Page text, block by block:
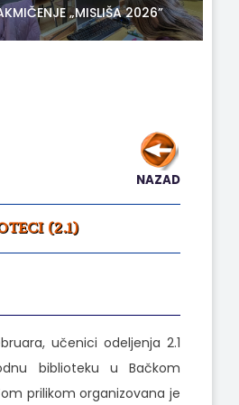
„MISLIŠA 2026”
NAZAD
(2.1)
učenici odeljenja 2.1
biblioteku u Bačkom
prilikom organizovana je